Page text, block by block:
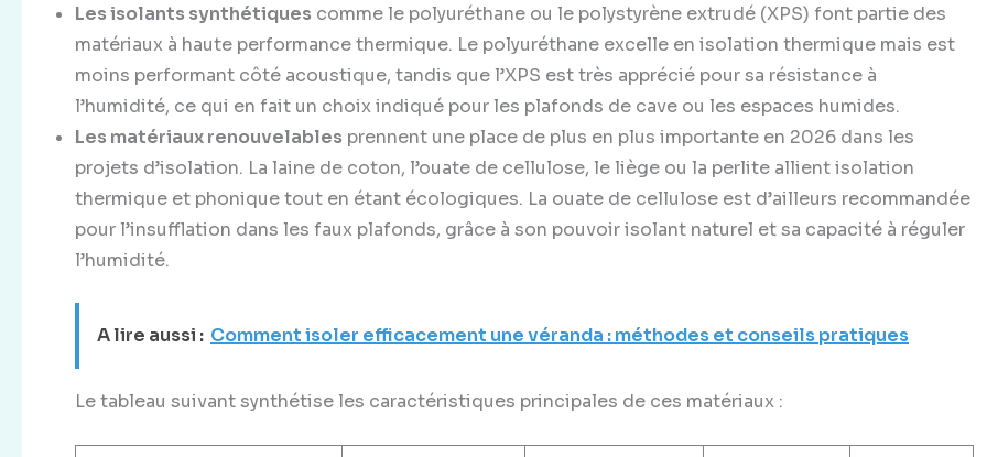
Les isolants synthétiques comme le polyuréthane ou le polystyrène extrudé (XPS) font partie des
matériaux à haute performance thermique. Le polyuréthane excelle en isolation thermique mais est
moins performant côté acoustique, tandis que l’XPS est très apprécié pour sa résistance à
l’humidité, ce qui en fait un choix indiqué pour les plafonds de cave ou les espaces humides.
Les matériaux renouvelables prennent une place de plus en plus importante en 2026 dans les
projets d’isolation. La laine de coton, l’ouate de cellulose, le liège ou la perlite allient isolation
thermique et phonique tout en étant écologiques. La ouate de cellulose est d’ailleurs recommandée
pour l’insufflation dans les faux plafonds, grâce à son pouvoir isolant naturel et sa capacité à réguler
l’humidité.
A lire aussi : Comment isoler efficacement une véranda : méthodes et conseils pratiques
Le tableau suivant synthétise les caractéristiques principales de ces matériaux :